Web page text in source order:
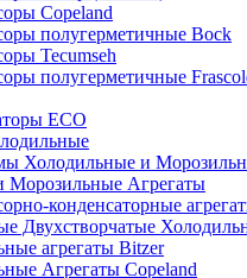
Copeland
полугерметичные Bock
Tecumseh
полугерметичные
ECO
Холодильные и
Морозильные Агрегаты
конденсаторные
Двухстворчатые
агрегаты Bitzer
Агрегаты Copeland